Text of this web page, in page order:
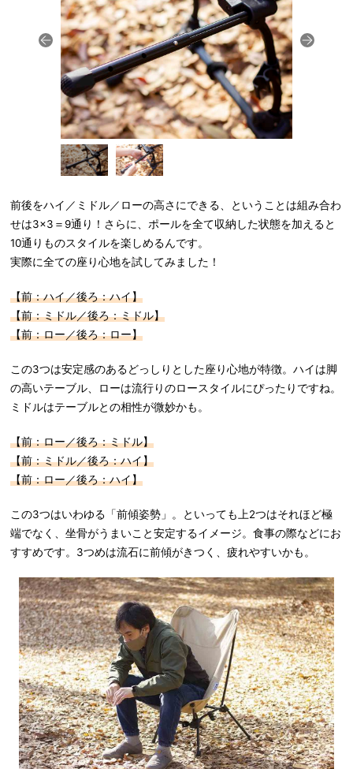
前後をハイ／ミドル／ローの高さにできる、ということは組み合わ
せは3×3＝9通り！さらに、ポールを全て収納した状態を加えると
10通りものスタイルを楽しめるんです。
実際に全ての座り心地を試してみました！
【前：ハイ／後ろ：ハイ】
【前：ミドル／後ろ：ミドル】
【前：ロー／後ろ：ロー】
この3つは安定感のあるどっしりとした座り心地が特徴。ハイは脚
の高いテーブル、ローは流行りのロースタイルにぴったりですね。
ミドルはテーブルとの相性が微妙かも。
【前：ロー／後ろ：ミドル】
【前：ミドル／後ろ：ハイ】
【前：ロー／後ろ：ハイ】
この3つはいわゆる「前傾姿勢」。といっても上2つはそれほど極
端でなく、坐骨がうまいこと安定するイメージ。食事の際などにお
すすめです。3つめは流石に前傾がきつく、疲れやすいかも。